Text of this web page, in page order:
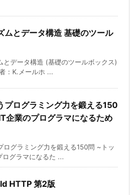
ムとデータ構造 基礎のツール
とデータ構造 (基礎のツールボックス)
：K.メールホ ...
プログラミング力を鍛える150
企業のプログラマになるため
ログラミング力を鍛える150問 ~トッ
ログラマになるた ...
HTTP 第2版